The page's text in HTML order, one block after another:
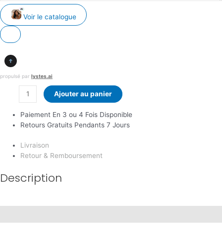
AI
Voir le catalogue
propulsé par lystes.ai
Ajouter au panier
Paiement En 3 ou 4 Fois Disponible
Retours Gratuits Pendants 7 Jours
Livraison
Retour & Remboursement
Description